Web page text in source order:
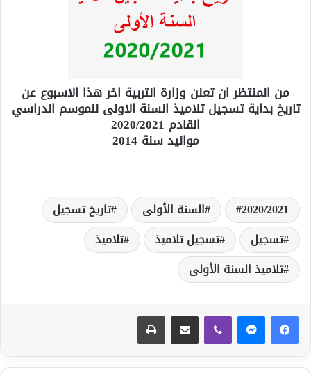
من المنتظر ان تعلن وزارة التربية اخر هذا الاسبوع عن
تاريخ بداية تسجيل تلاميذ السنة الاولى للموسم الدراسي
القادم 2020/2021
مواليد سنة 2014
2020/2021 السنة الأولى
تاريخ تسجيل
تسجيل
تسجيل تلاميذ
تلاميذ
تلاميذ السنة الأولى